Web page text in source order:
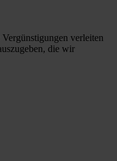
verleiten
die wir